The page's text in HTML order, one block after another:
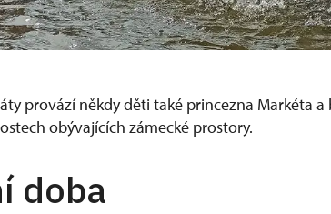
provází někdy děti také princezna Markéta a
obývajících zámecké prostory.
doba